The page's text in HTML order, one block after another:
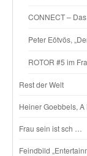
CONNECT –
Peter Eötvös,
ROTOR #5 im
Rest der Welt
Heiner Goebbels,
Frau sein ist sch …
Feindbild